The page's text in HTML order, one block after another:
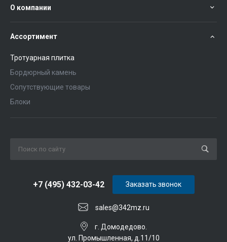
О компании
Ассортимент
Тротуарная плитка
Бордюрный камень
Сопутствующие товары
Блоки
sales@342mz.ru
+7 (495) 432-03-42
г. Домодедово.
ул. Промышленная, д.11/10
Заказать звонок